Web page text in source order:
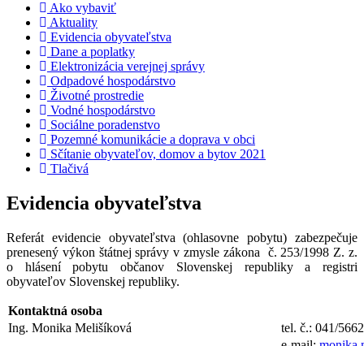
Ako vybaviť
Aktuality
Evidencia obyvateľstva
Dane a poplatky
Elektronizácia verejnej správy
Odpadové hospodárstvo
Životné prostredie
Vodné hospodárstvo
Sociálne poradenstvo
Pozemné komunikácie a doprava v obci
Sčítanie obyvateľov, domov a bytov 2021
Tlačivá
Evidencia obyvateľstva
Referát evidencie obyvateľstva (ohlasovne pobytu) zabezpečuje
prenesený výkon štátnej správy v zmysle zákona č. 253/1998 Z. z.
o hlásení pobytu občanov Slovenskej republiky a registri
obyvateľov Slovenskej republiky.
Kontaktná osoba
Ing. Monika Melišíková
tel. č.: 041/